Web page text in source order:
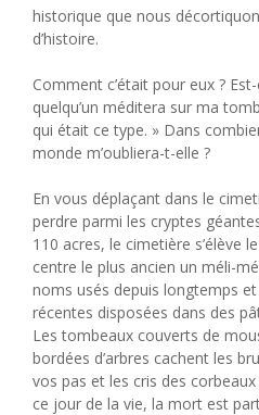
historique que nous
d’histoire.
Comment c’était pour eux ?
quelqu’un méditera sur ma
qui était ce type. » Dans
monde m’oubliera-t-elle ?
En vous déplaçant dans le
perdre parmi les cryptes
110 acres, le cimetière s’élève
centre le plus ancien un méli-
noms usés depuis longtemps
récentes disposées dans des
Les tombeaux couverts de
bordées d’arbres cachent les
vos pas et les cris des
ce jour de la vie, la mort est